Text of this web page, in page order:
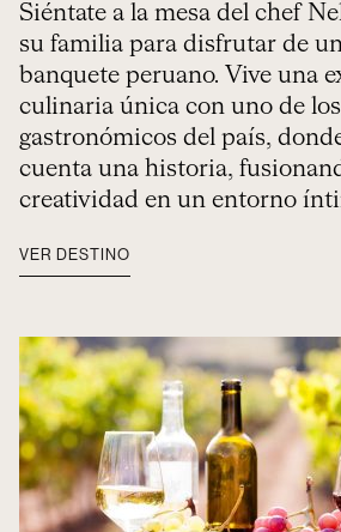
Siéntate a la mesa del chef
su familia para disfrutar de
banquete peruano. Vive una
culinaria única con uno de
gastronómicos del país,
cuenta una historia,
creatividad en un entorno
VER DESTINO